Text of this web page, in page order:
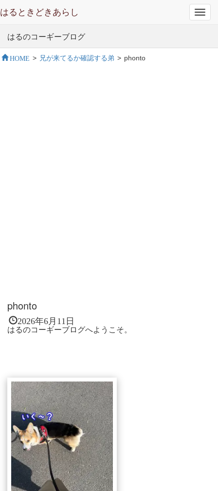
はるときどきあらし
はるのコーギーブログ
HOME > 兄が来てるか確認する弟 > phonto
phonto
2026年6月11日
はるのコーギーブログへようこそ。